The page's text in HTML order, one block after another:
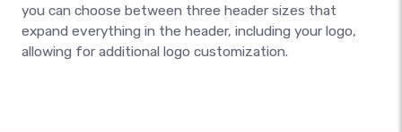
you can choose between three header sizes that
expand everything in the header, including your logo,
allowing for additional logo customization.